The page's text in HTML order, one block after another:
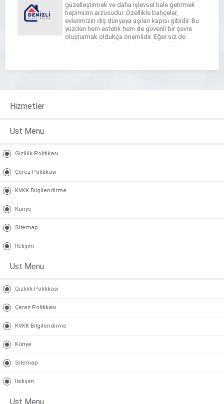
güzelleştirmek ve daha işlevsel hale getirmek
hepimizin arzusudur. Özellikle bahçeler,
evlerimizin dış dünyaya açılan kapısı gibidir. Bu
yüzden hem estetik hem de güvenli bir çevre
oluşturmak oldukça önemlidir. Eğer siz de
bahçenizi daha düzenli, güvenli ve şık hale
Hizmetler
Ust Menu
Gizlilik Politikası
Çerez Politikası
KVKK Bilgilendirme
Künye
Sitemap
İletişim
Ust Menu
Gizlilik Politikası
Çerez Politikası
KVKK Bilgilendirme
Künye
Sitemap
İletişim
Ust Menu